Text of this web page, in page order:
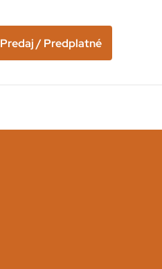
Predaj / Predplatné